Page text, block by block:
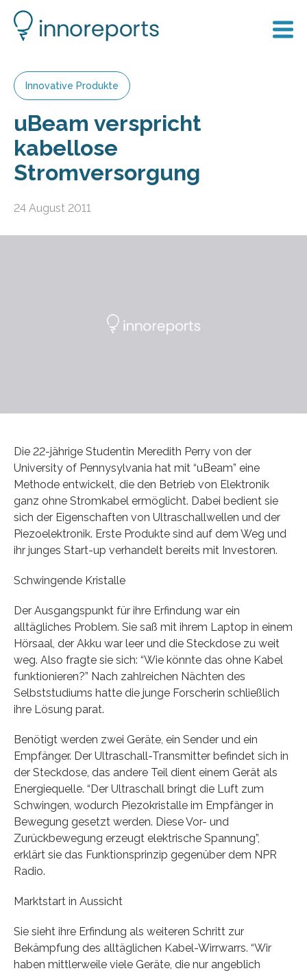
Innovative Produkte
uBeam verspricht
kabellose
Stromversorgung
24 August 2011
Die 22-jährige Studentin Meredith Perry von der
University of Pennysylvania hat mit “uBeam” eine
Methode entwickelt, die den Betrieb von Elektronik
ganz ohne Stromkabel ermöglicht. Dabei bedient sie
sich der Eigenschaften von Ultraschallwellen und der
Piezoelektronik. Erste Produkte sind auf dem Weg und
ihr junges Start-up verhandelt bereits mit Investoren.
Schwingende Kristalle
Der Ausgangspunkt für ihre Erfindung war ein
alltägliches Problem. Sie saß mit ihrem Laptop in einem
Hörsaal, der Akku war leer und die Steckdose zu weit
weg. Also fragte sie sich: “Wie könnte das ohne Kabel
funktionieren?” Nach zahlreichen Nächten des
Selbststudiums hatte die junge Forscherin schließlich
ihre Lösung parat.
Benötigt werden zwei Geräte, ein Sender und ein
Empfänger. Der Ultraschall-Transmitter befindet sich in
der Steckdose, das andere Teil dient einem Gerät als
Energiequelle. “Der Ultraschall bringt die Luft zum
Schwingen, wodurch Piezokristalle im Empfänger in
Bewegung gesetzt werden. Diese Vor- und
Zurückbewegung erzeugt elektrische Spannung”,
erklärt sie das Funktionsprinzip gegenüber dem NPR
Radio.
Marktstart in Aussicht
Sie sieht ihre Erfindung als weiteren Schritt zur
Bekämpfung des alltäglichen Kabel-Wirrwarrs. “Wir
haben mittlerweile viele Geräte, die nur angeblich